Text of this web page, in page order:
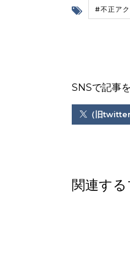
#不正ア
SNSで記事
（旧twitter
関連す